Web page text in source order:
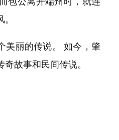
丽的传说。 如今，肇
故事和民间传说。